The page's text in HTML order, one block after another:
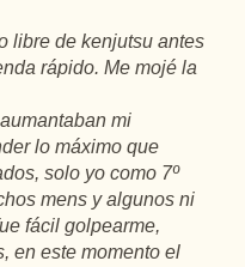
libre de kenjutsu antes
rápido. Me mojé la
mi
lo máximo que
solo yo como 7º
mens y algunos ni
fácil golpearme,
en este momento el